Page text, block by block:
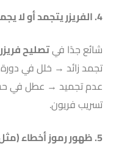
4. الفريزر يتجمد أو لا يجمد
شائع جدًا فيتصليح
تجمد زائد → خلل في دورة
عدم تجميد → عطل في
تسريب فريون.
5. ظهور رموز أخطاء (مثل: E1, E2, F8…)